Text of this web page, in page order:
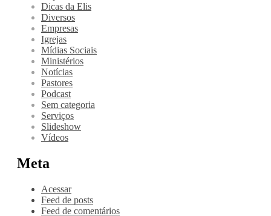
Dicas da Elis
Diversos
Empresas
Igrejas
Mídias Sociais
Ministérios
Notícias
Pastores
Podcast
Sem categoria
Serviços
Slideshow
Vídeos
Meta
Acessar
Feed de posts
Feed de comentários